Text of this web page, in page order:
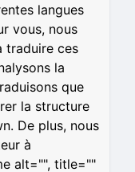
langues
vous, nous
traduire ces
la
que
la structure
De plus, nous
à
alt="", title=""